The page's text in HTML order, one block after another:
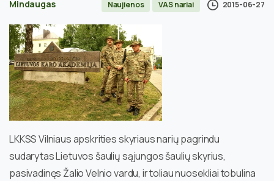
Mindaugas Naujienos VAS nariai 2015-06-27
LKKSS Vilniaus apskrities skyriaus narių pagrindu
sudarytas Lietuvos šaulių sąjungos šaulių skyrius,
pasivadinęs Žalio Velnio vardu, ir toliau nuosekliai tobulina